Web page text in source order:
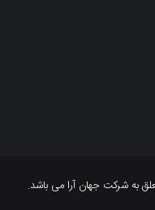
به شرکت جهان آرا می باشد.